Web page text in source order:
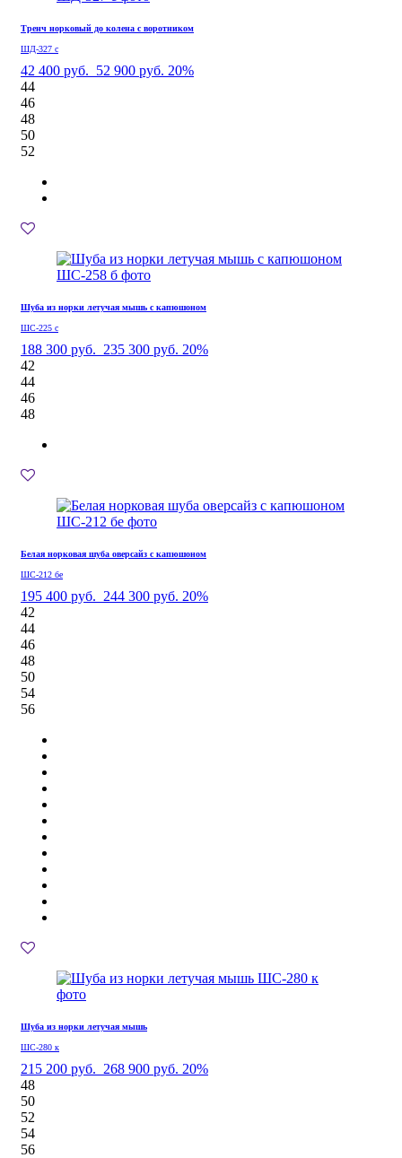
Тренч норковый до колена с воротником
ШД-327 с
42 400 руб. 52 900 руб. 20%
44
46
48
50
52
Шуба из норки летучая мышь с капюшоном
ШС-225 с
188 300 руб. 235 300 руб. 20%
42
44
46
48
Белая норковая шуба оверсайз с капюшоном
ШС-212 бе
195 400 руб. 244 300 руб. 20%
42
44
46
48
50
54
56
Шуба из норки летучая мышь
ШС-280 к
215 200 руб. 268 900 руб. 20%
48
50
52
54
56